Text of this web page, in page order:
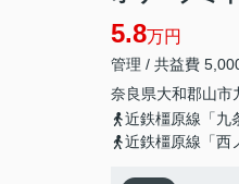
5.8万円
管理 / 共益費
奈良県大和郡山市
近鉄橿原線「九
近鉄橿原線「西